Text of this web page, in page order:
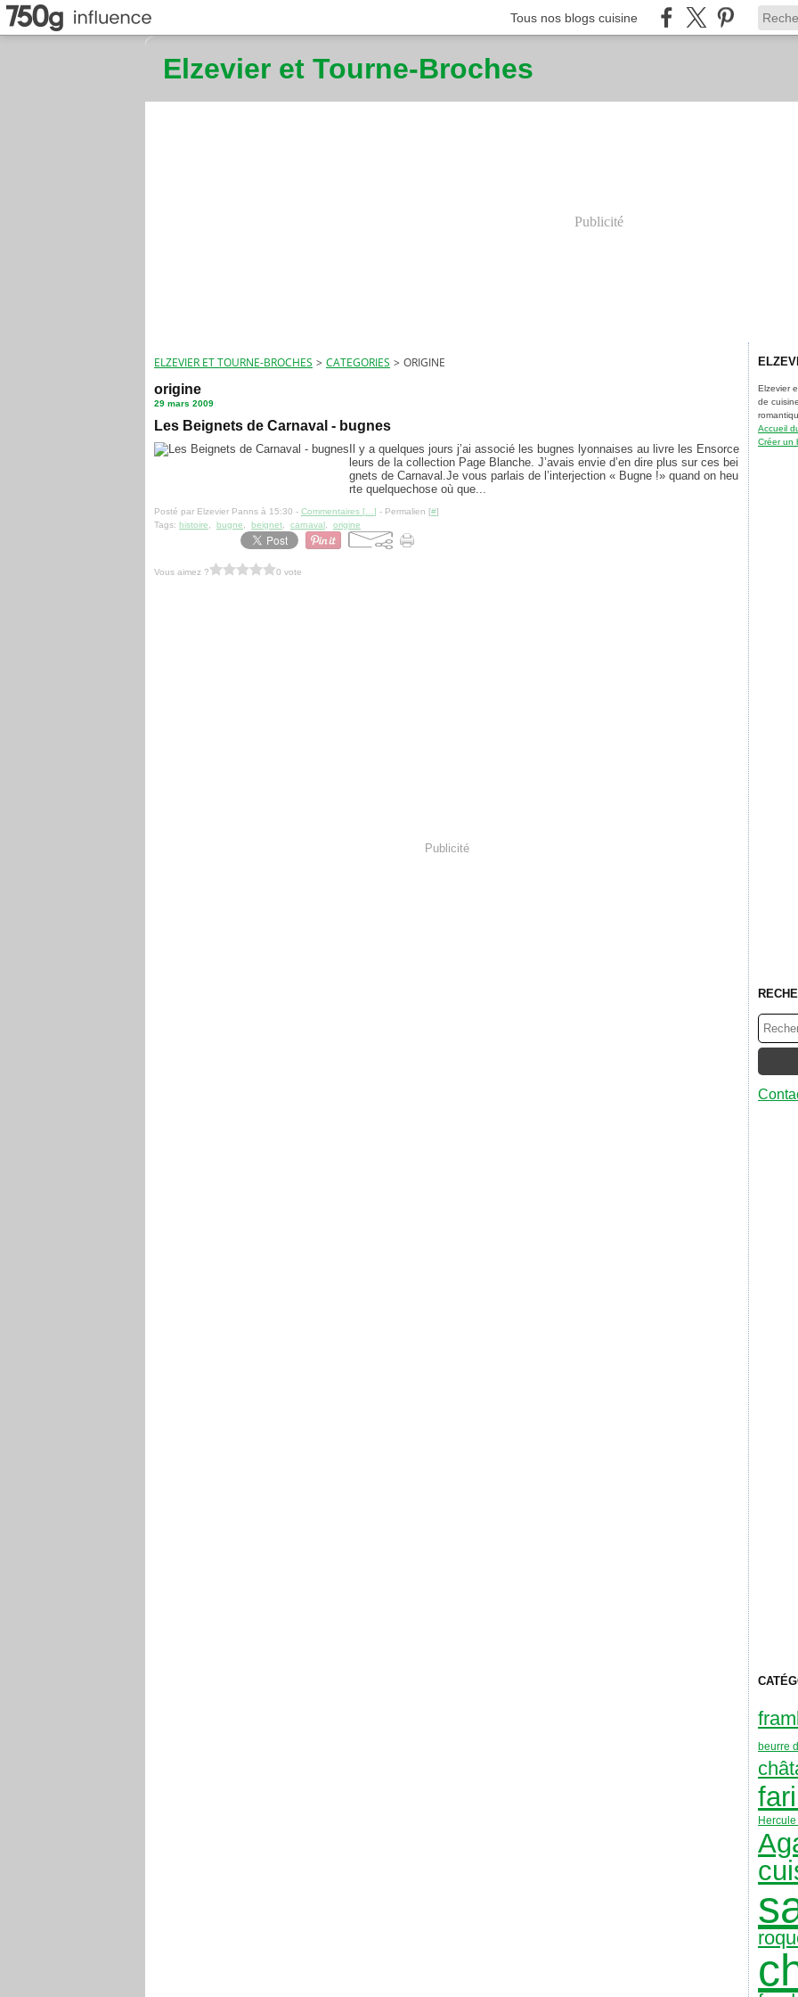
Tous nos blogs cuisine
Elzevier et Tourne-Broches
Publicité
ELZEVIER ET TOURNE-BROCHES > CATEGORIES > ORIGINE
origine
29 mars 2009
Les Beignets de Carnaval - bugnes
Il y a quelques jours j’ai associé les bugnes lyonnaises au livre les Ensorce
leurs de la collection Page Blanche. J’avais envie d’en dire plus sur ces bei
gnets de Carnaval.Je vous parlais de l’interjection « Bugne !» quand on heu
rte quelquechose où que...
Posté par Elzevier Panns à 15:30 - Commentaires [ ] - Permalien [#]
Tags: histoire bugne beignet carnaval origine
Vous aimez ? 0 vote
Publicité
Elzevier
de
Accueil
Créer un
beurre